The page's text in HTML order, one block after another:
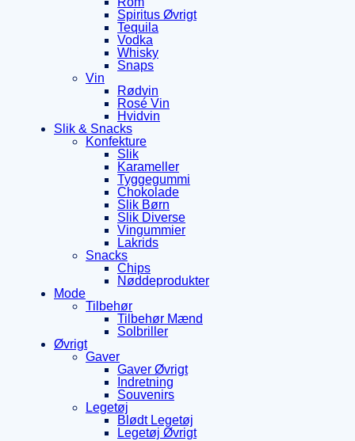
Spiritus Øvrigt
Tequila
Vodka
Whisky
Snaps
Vin
Rødvin
Rosé Vin
Hvidvin
Slik & Snacks
Konfekture
Slik
Karameller
Tyggegummi
Chokolade
Slik Børn
Slik Diverse
Vingummier
Lakrids
Snacks
Chips
Nøddeprodukter
Mode
Tilbehør
Tilbehør Mænd
Solbriller
Øvrigt
Gaver
Gaver Øvrigt
Indretning
Souvenirs
Legetøj
Blødt Legetøj
Legetøj Øvrigt